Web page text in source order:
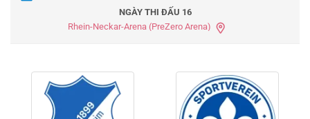
NGÀY THI ĐẤU 16
Rhein-Neckar-Arena (PreZero Arena)